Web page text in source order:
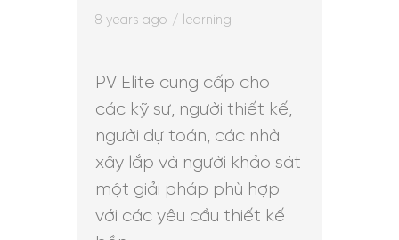
8 years ago / learning
PV Elite cung cấp cho
các kỹ sư, người thiết kế,
người dự toán, các nhà
xây lắp và người khảo sát
một giải pháp phù hợp
với các yêu cầu thiết kế